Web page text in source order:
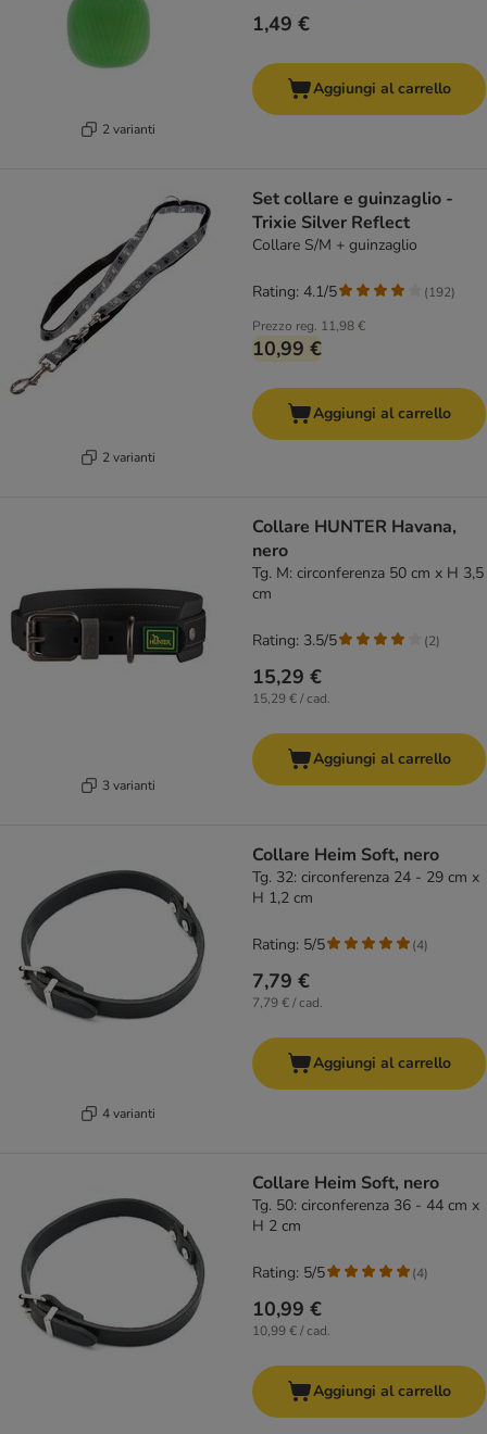
2 varianti
1,49 €
Aggiungi al carrello
2 varianti
Set collare e guinzaglio -
Trixie Silver Reflect
Collare S/M + guinzaglio
Prezzo reg. 11,98 €
10,99 €
Rating: 4.1/5 (192)
Aggiungi al carrello
3 varianti
Collare HUNTER Havana,
nero
Tg. M: circonferenza 50 cm x H 3,5
cm
15,29 €
15,29 € / cad.
Rating: 3.5/5 (2)
Aggiungi al carrello
4 varianti
Collare Heim Soft, nero
Tg. 32: circonferenza 24 - 29 cm x
H 1,2 cm
7,79 €
7,79 € / cad.
Rating: 5/5 (4)
Aggiungi al carrello
Collare Heim Soft, nero
Tg. 50: circonferenza 36 - 44 cm x
H 2 cm
10,99 €
10,99 € / cad.
Rating: 5/5 (4)
Aggiungi al carrello